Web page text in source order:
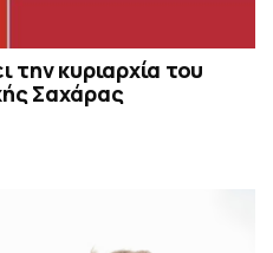
την κυριαρχία του
Σαχάρας